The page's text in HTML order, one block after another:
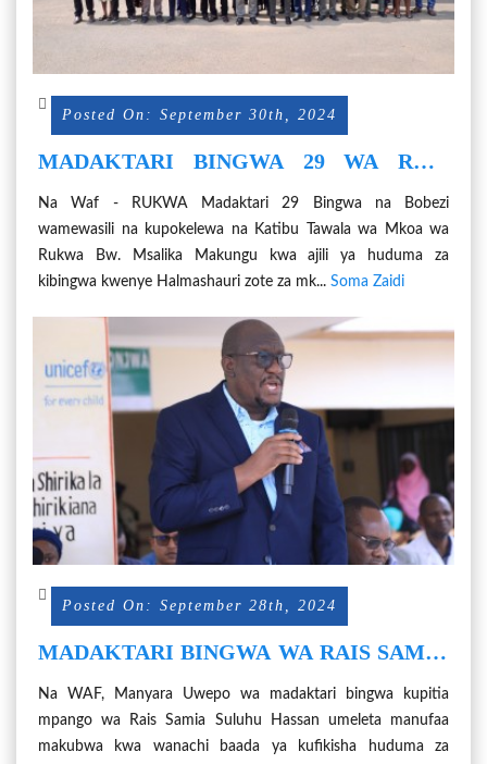
Posted On: September 30th, 2024
MADAKTARI BINGWA 29 WA RAIS
Na Waf - RUKWA Madaktari 29 Bingwa na Bobezi
wamewasili na kupokelewa na Katibu Tawala wa Mkoa wa
Rukwa Bw. Msalika Makungu kwa ajili ya huduma za
kibingwa kwenye Halmashauri zote za mk... Soma Zaidi
Posted On: September 28th, 2024
MADAKTARI BINGWA WA RAIS SAMIA
Na WAF, Manyara Uwepo wa madaktari bingwa kupitia
mpango wa Rais Samia Suluhu Hassan umeleta manufaa
makubwa kwa wanachi baada ya kufikisha huduma za